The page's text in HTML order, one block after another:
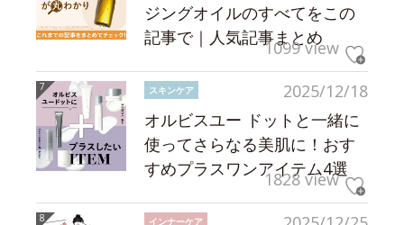
ジングオイルのすべてをこの
記事で｜人気記事まとめ
1099 view
2025/12/18
スキンケア
オルビスユー ドットと一緒に
使ってさらなる美肌に！おす
すめプラスワンアイテム4選
1828 view
インナーケア